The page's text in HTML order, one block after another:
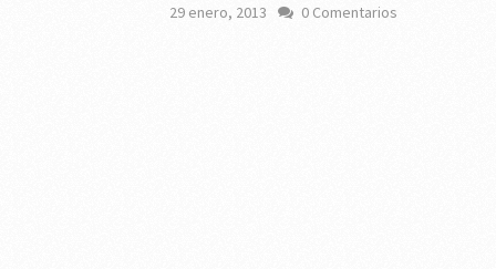
29 enero, 2013 0 Comentarios